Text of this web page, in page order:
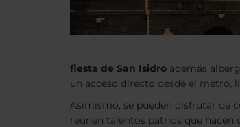
fiesta de San Isidro además
un acceso directo desde el metro,
Asimismo, se pueden disfrutar de
reúnen talentos patrios que hacen